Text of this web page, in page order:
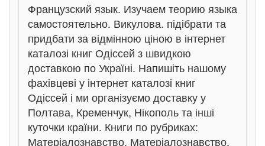
Французский язык. Изучаем теорию языка
самостоятельно. Викулова. підібрати та
придбати за відмінною ціною в інтернет
каталозі книг Одіссей з швидкою
доставкою по Україні. Напишіть нашому
фахівцеві у інтернет каталозі книг
Одіссей і ми організуємо доставку у
Полтава, Кременчук, Нікополь та інші
куточки країни. Книги по рубриках:
Матеріалознавство, Матеріалознавство,